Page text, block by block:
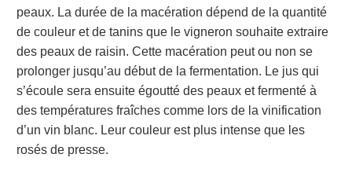
peaux. La durée de la macération dépend de la quantité
de couleur et de tanins que le vigneron souhaite extraire
des peaux de raisin. Cette macération peut ou non se
prolonger jusqu’au début de la fermentation. Le jus qui
s’écoule sera ensuite égoutté des peaux et fermenté à
des températures fraîches comme lors de la vinification
d’un vin blanc. Leur couleur est plus intense que les
rosés de presse.